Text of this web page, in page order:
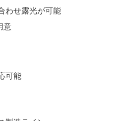
わせ露光が可能
意
可能